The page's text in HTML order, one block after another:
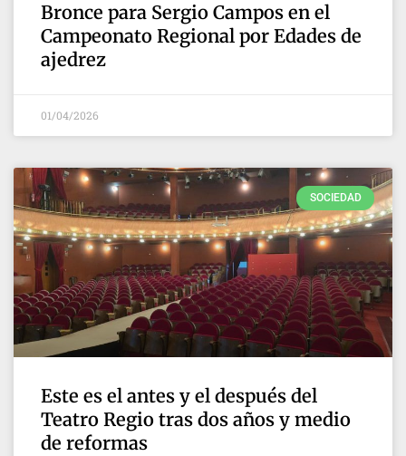
Bronce para Sergio Campos en el
Campeonato Regional por Edades de
ajedrez
01/04/2026
SOCIEDAD
Este es el antes y el después del
Teatro Regio tras dos años y medio
de reformas